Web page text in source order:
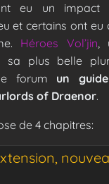
eu un impact
et certains ont
Héroes Vol’jin,
sa plus belle
forum un
of Draenor.
de 4 chapitres: